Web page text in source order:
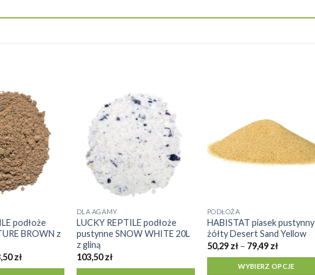
podłoże
BROWN z
złZakres
DLA AGAMY
LUCKY REPTILE podłoże
pustynne SNOW WHITE 20L
z gliną
103,50zł
PODŁOŻA
HABISTAT piasek pustynny
żółty Desert Sand Yellow
50,29 zł – 79,49 złZakres
od
50,29 zł
WYBIERZ OPCJE
Ten
produkt
ma
wiele
wariantów.